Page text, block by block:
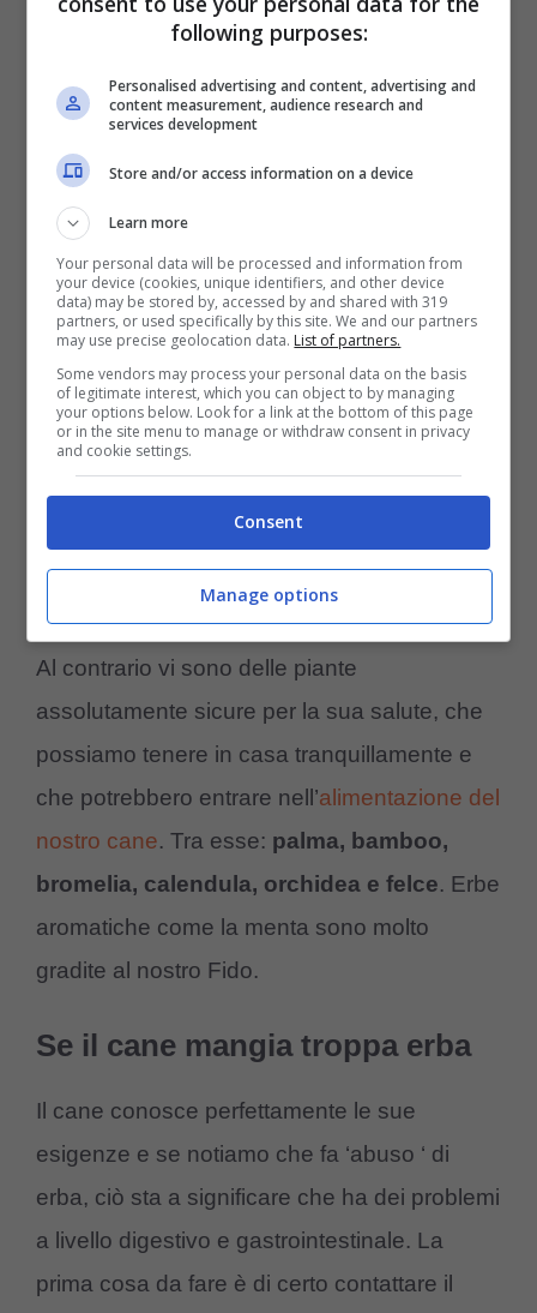
Piante velenose per il cane
Non tutte le erbe e le piante sono benefiche
per la salute del nostro cane. Alcune di esse
possono rivelarsi addirittura tossiche, quindi
facciamo attenzione perché il cane non
venga a contatto con questi tipi di piante. Tra
esse ci sono: l’aloe vera, l’anemone,
l’azalea, crisantemo e Stella di Natale
Evita di tenere queste piante a portata di
mano del cane e facciamo attenzione ai fiori
e alle piante che possiamo trovare nei
giardini pubblici o altrui.
Piante sicure
Al contrario vi sono delle piante
assolutamente sicure per la sua salute, che
possiamo tenere in casa tranquillamente e
che potrebbero entrare nell’alimentazione del
nostro cane. Tra esse: palma, bamboo,
bromelia, calendula, orchidea e felce. Erbe
aromatiche come la menta sono molto
gradite al nostro Fido.
Se il cane mangia troppa erba
Il cane conosce perfettamente le sue
esigenze e se notiamo che fa ‘abuso ‘ di
erba, ciò sta a significare che ha dei problemi
a livello digestivo e gastrointestinale. La
prima cosa da fare è di certo contattare il
following purposes:
Personalised advertising and content, advertising and
content measurement, audience research and
services development
Store and/or access information on a device
Learn more
Your personal data will be processed and information from
your device (cookies, unique identifiers, and other device
data) may be stored by, accessed by and shared with 319
partners, or used specifically by this site. We and our partners
may use precise geolocation data. List of partners.
Some vendors may process your personal data on the basis
of legitimate interest, which you can object to by managing
your options below. Look for a link at the bottom of this page
or in the site menu to manage or withdraw consent in privacy
and cookie settings.
Consent
Manage options